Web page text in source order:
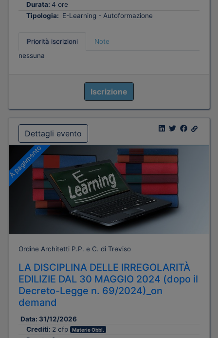
Durata: 4 ore
Tipologia: E-Learning - Autoformazione
Priorità iscrizioni
Note
nessuna
Iscrizione
Dettagli evento
A pagamento
Ordine Architetti P.P. e C. di Treviso
LA DISCIPLINA DELLE IRREGOLARITÀ
EDILIZIE DAL 30 MAGGIO 2024 (dopo il
Decreto-Legge n. 69/2024)_on
demand
Data: 31/12/2026
Crediti: 2 cfp Materie Obbl.